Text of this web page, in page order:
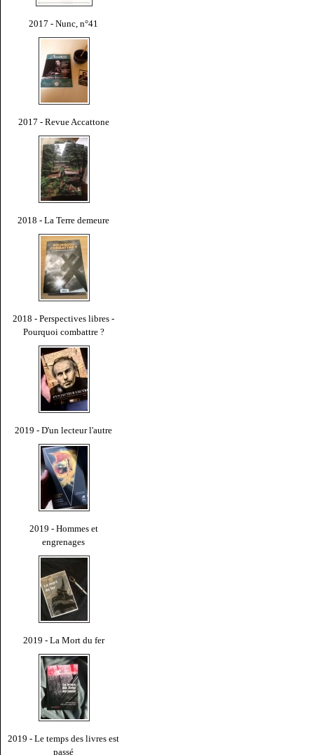
2017 - Nunc, n°41
2017 - Revue Accattone
2018 - La Terre demeure
2018 - Perspectives libres -
Pourquoi combattre ?
2019 - D'un lecteur l'autre
2019 - Hommes et
engrenages
2019 - La Mort du fer
2019 - Le temps des livres est
passé